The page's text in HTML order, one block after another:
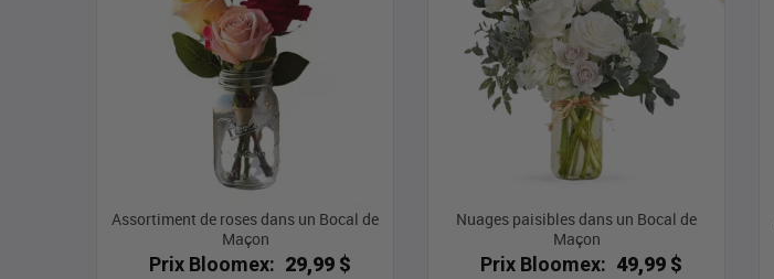
Assortiment de roses dans un Bocal de
Maçon
Prix Bloomex: 29,99 $
Nuages ​​paisibles dans un Bocal de
Maçon
Prix Bloomex: 49,99 $